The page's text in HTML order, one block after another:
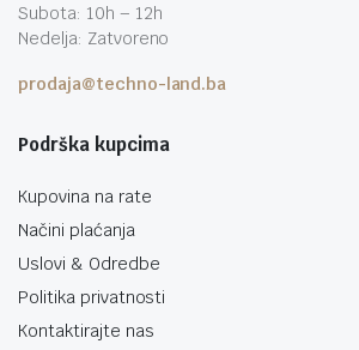
Subota: 10h – 12h
Nedelja: Zatvoreno
prodaja@techno-land.ba
Podrška kupcima
Kupovina na rate
Načini plaćanja
Uslovi & Odredbe
Politika privatnosti
Kontaktirajte nas